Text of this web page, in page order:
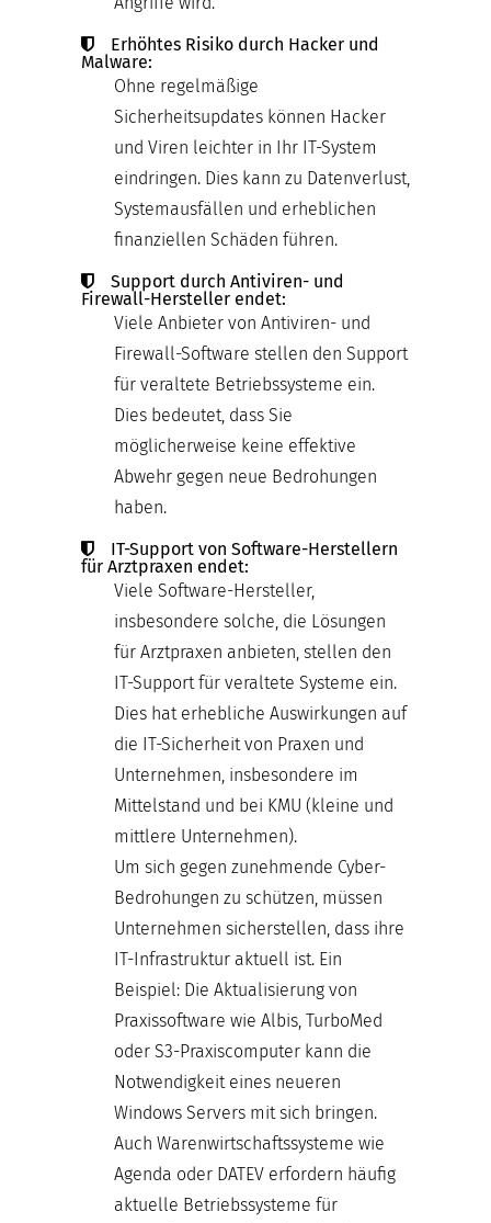
Erhöhtes Risiko durch Hacker und
Malware:
Ohne regelmäßige
Sicherheitsupdates können Hacker
und Viren leichter in Ihr IT-System
eindringen. Dies kann zu Datenverlust,
Systemausfällen und erheblichen
finanziellen Schäden führen.
Support durch Antiviren- und
Firewall-Hersteller endet:
Viele Anbieter von Antiviren- und
Firewall-Software stellen den Support
für veraltete Betriebssysteme ein.
Dies bedeutet, dass Sie
möglicherweise keine effektive
Abwehr gegen neue Bedrohungen
haben.
IT-Support von Software-Herstellern
für Arztpraxen endet:
Viele Software-Hersteller,
insbesondere solche, die Lösungen
für Arztpraxen anbieten, stellen den
IT-Support für veraltete Systeme ein.
Dies hat erhebliche Auswirkungen auf
die IT-Sicherheit von Praxen und
Unternehmen, insbesondere im
Mittelstand und bei KMU (kleine und
mittlere Unternehmen).
Um sich gegen zunehmende Cyber-
Bedrohungen zu schützen, müssen
Unternehmen sicherstellen, dass ihre
IT-Infrastruktur aktuell ist. Ein
Beispiel: Die Aktualisierung von
Praxissoftware wie Albis, TurboMed
oder S3-Praxiscomputer kann die
Notwendigkeit eines neueren
Windows Servers mit sich bringen.
Auch Warenwirtschaftssysteme wie
Agenda oder DATEV erfordern häufig
aktuelle Betriebssysteme für